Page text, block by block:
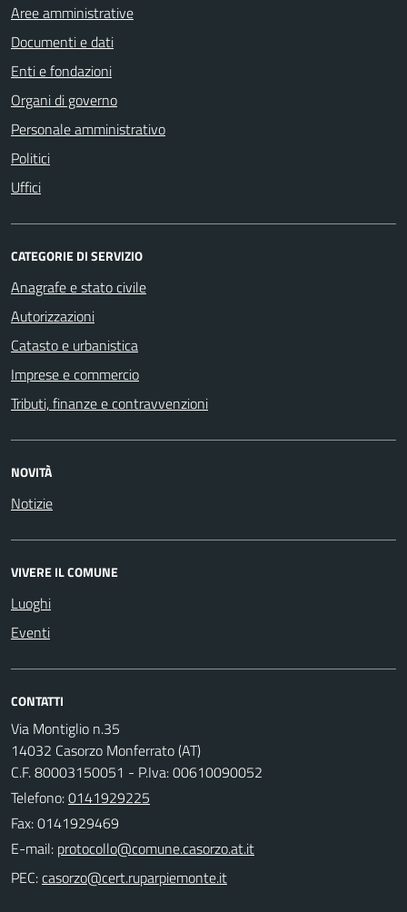
Aree amministrative
Documenti e dati
Enti e fondazioni
Organi di governo
Personale amministrativo
Politici
Uffici
CATEGORIE DI SERVIZIO
Anagrafe e stato civile
Autorizzazioni
Catasto e urbanistica
Imprese e commercio
Tributi, finanze e contravvenzioni
NOVITÀ
Notizie
VIVERE IL COMUNE
Luoghi
Eventi
CONTATTI
Via Montiglio n.35
14032 Casorzo Monferrato (AT)
C.F. 80003150051 - P.Iva: 00610090052
Telefono:0141929225
Fax: 0141929469
E-mail:
PEC: